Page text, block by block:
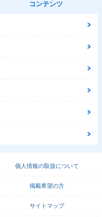
コンテンツ
個人情報の取扱について
掲載希望の方
サイトマップ